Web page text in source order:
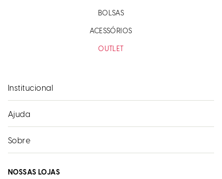
BOLSAS
ACESSÓRIOS
OUTLET
Institucional
Ajuda
Sobre
NOSSAS LOJAS